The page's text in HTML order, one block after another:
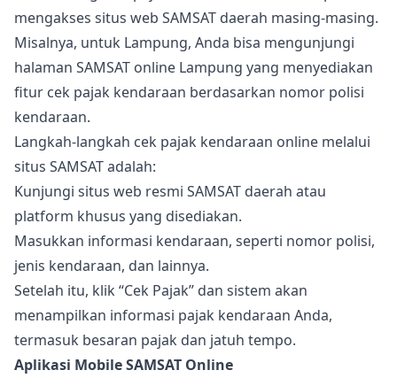
mengakses situs web SAMSAT daerah masing-masing.
Misalnya, untuk Lampung, Anda bisa mengunjungi
halaman SAMSAT online Lampung yang menyediakan
fitur cek pajak kendaraan berdasarkan nomor polisi
kendaraan.
Langkah-langkah cek pajak kendaraan online melalui
situs SAMSAT adalah:
Kunjungi situs web resmi SAMSAT daerah atau
platform khusus yang disediakan.
Masukkan informasi kendaraan, seperti nomor polisi,
jenis kendaraan, dan lainnya.
Setelah itu, klik “Cek Pajak” dan sistem akan
menampilkan informasi pajak kendaraan Anda,
termasuk besaran pajak dan jatuh tempo.
Aplikasi Mobile SAMSAT Online